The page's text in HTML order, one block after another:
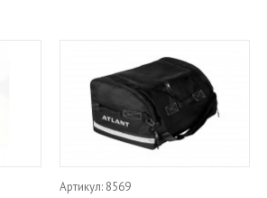
Артикул: 8569